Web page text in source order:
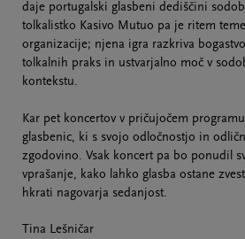
daje portugalski glasbeni dediščini
tolkalistko Kasivo Mutuo pa je ritem
organizacije; njena igra razkriva
tolkalnih praks in ustvarjalno moč v
kontekstu.
Kar pet koncertov v pričujočem
glasbenic, ki s svojo odločnostjo in
zgodovino. Vsak koncert pa bo ponudil
vprašanje, kako lahko glasba ostane
hkrati nagovarja sedanjost.
Tina Lešničar